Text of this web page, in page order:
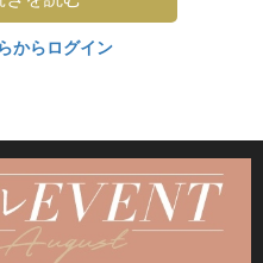
からログイン